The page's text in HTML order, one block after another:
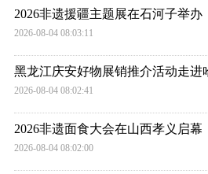
2026非遗援疆主题展在石河子举办
2026-08-04 08:03:11
黑龙江庆安好物展销推介活动走进
2026-08-04 08:02:41
2026非遗面食大会在山西孝义启幕
2026-08-04 08:02:00